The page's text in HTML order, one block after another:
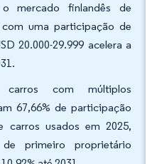
o mercado finlandês de
uma participação de
20.000-29.999 acelera a
com múltiplos
67,66% de participação
carros usados em 2025,
primeiro proprietário